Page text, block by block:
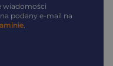
wiadomości
podany e-mail na